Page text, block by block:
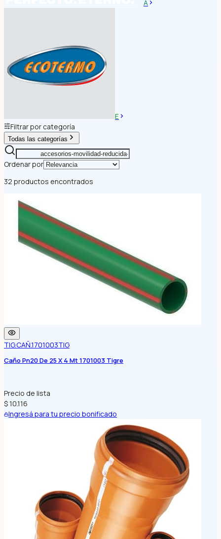
A
E
Filtrar por categoría
Todas las categorías
Ordenar por
32 productos encontrados
TIG.CAÑ.1701003TIG
Caño Pn20 De 25 X 4 Mt 1701003 Tigre
Precio de lista
$ 10.116
Ingresá para tu precio bonificado